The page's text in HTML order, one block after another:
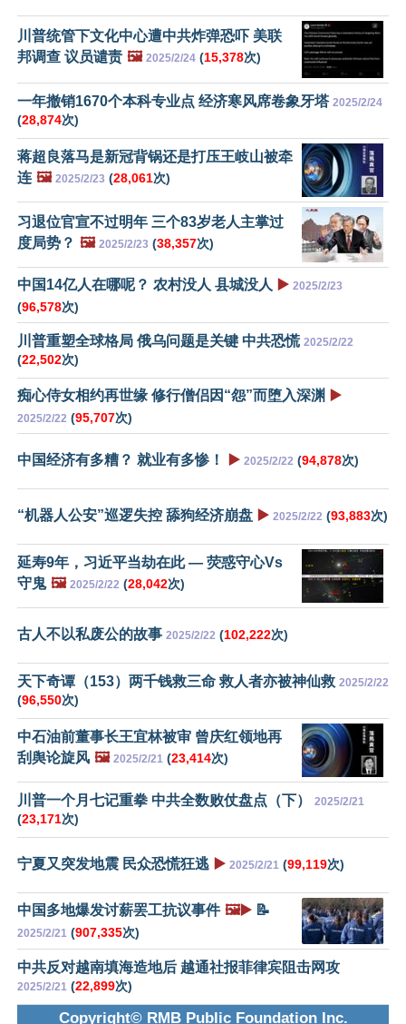
川普统管下文化中心遭中共炸弹恐吓 美联
邦调查 议员谴责 🖼️ 2025/2/24 (15,378次)
一年撤销1670个本科专业点 经济寒风席卷象牙塔 2025/2/24
(28,874次)
蒋超良落马是新冠背锅还是打压王岐山被牵
连 🖼️ 2025/2/23 (28,061次)
习退位官宣不过明年 三个83岁老人主掌过
度局势？ 🖼️ 2025/2/23 (38,357次)
中国14亿人在哪呢？ 农村没人 县城没人 ▶️ 2025/2/23
(96,578次)
川普重塑全球格局 俄乌问题是关键 中共恐慌 2025/2/22
(22,502次)
痴心侍女相约再世缘 修行僧侣因“怨”而堕入深渊 ▶️
2025/2/22 (95,707次)
中国经济有多糟？ 就业有多惨！ ▶️ 2025/2/22 (94,878次)
“机器人公安”巡逻失控 舔狗经济崩盘 ▶️ 2025/2/22 (93,883次)
延寿9年，习近平当劫在此 — 荧惑守心Vs
守鬼 🖼️ 2025/2/22 (28,042次)
古人不以私废公的故事 2025/2/22 (102,222次)
天下奇谭（153）两千钱救三命 救人者亦被神仙救 2025/2/22
(96,550次)
中石油前董事长王宜林被审 曾庆红领地再
刮舆论旋风 🖼️ 2025/2/21 (23,414次)
川普一个月七记重拳 中共全数败仗盘点（下） 2025/2/21
(23,171次)
宁夏又突发地震 民众恐慌狂逃 ▶️ 2025/2/21 (99,119次)
中国多地爆发讨薪罢工抗议事件 🖼️▶️ 📝
2025/2/21 (907,335次)
中共反对越南填海造地后 越通社报菲律宾阻击网攻
2025/2/21 (22,899次)
Copyright© RMB Public Foundation Inc.